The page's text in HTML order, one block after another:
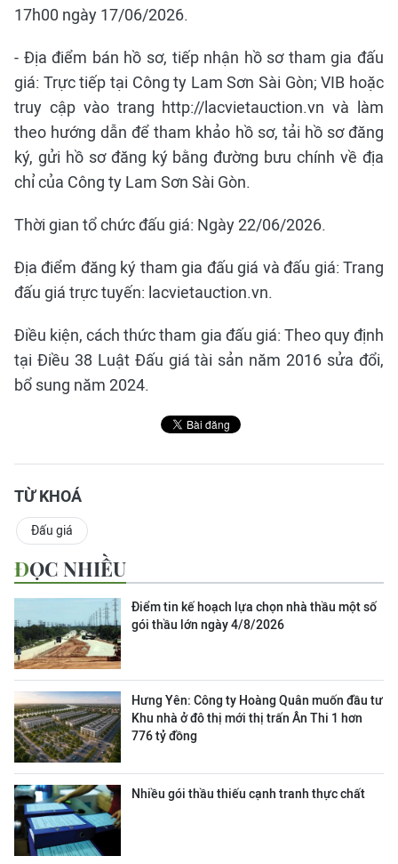
17h00 ngày 17/06/2026.
- Địa điểm bán hồ sơ, tiếp nhận hồ sơ tham gia đấu
giá: Trực tiếp tại Công ty Lam Sơn Sài Gòn; VIB hoặc
truy cập vào trang http://lacvietauction.vn và làm
theo hướng dẫn để tham khảo hồ sơ, tải hồ sơ đăng
ký, gửi hồ sơ đăng ký bằng đường bưu chính về địa
chỉ của Công ty Lam Sơn Sài Gòn.
Thời gian tổ chức đấu giá: Ngày 22/06/2026.
Địa điểm đăng ký tham gia đấu giá và đấu giá: Trang
đấu giá trực tuyến: lacvietauction.vn.
Điều kiện, cách thức tham gia đấu giá: Theo quy định
tại Điều 38 Luật Đấu giá tài sản năm 2016 sửa đổi,
bổ sung năm 2024.
TỪ KHOÁ
Đấu giá
ĐỌC NHIỀU
Điểm tin kế hoạch lựa chọn nhà thầu một số
gói thầu lớn ngày 4/8/2026
Hưng Yên: Công ty Hoàng Quân muốn đầu tư
Khu nhà ở đô thị mới thị trấn Ân Thi 1 hơn
776 tỷ đồng
Nhiều gói thầu thiếu cạnh tranh thực chất